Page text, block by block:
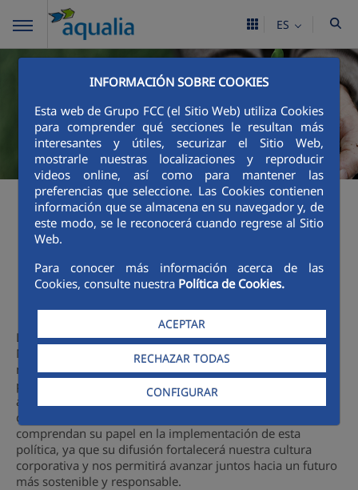
INFORMACIÓN SOBRE COOKIES
Esta web de Grupo FCC (el Sitio Web) utiliza Cookies
para comprender qué secciones le resultan más
interesantes y útiles, securizar el Sitio Web,
mostrarle nuestras localizaciones y reproducir
videos online, así como para mantener las
preferencias que seleccione. Las Cookies contienen
información que se almacena en su navegador y, de
este modo, se le reconocerá cuando regrese al Sitio
Web.
Para conocer más información acerca de las
Cookies, consulte nuestra Política de Cookies.
ACEPTAR
RECHAZAR TODAS
CONFIGURAR
ES
Política de
Sostenibilidad
La sostenibilidades un pilar fundamental para Aqualia.
Nuestra nueva
Política de Sostenibilidad
nuestras actividades y las de nuestras sociedades
participadas, refuerza nuestro compromiso con el medio
ambiente, la gestión eficiente del agua y el bienestar de las
comunidades. Es crucial que todos los empleados
comprendan su papel en la implementación de esta
política, ya que su difusión fortalecerá nuestra cultura
corporativa y nos permitirá avanzar juntos hacia un futuro
más sostenible y responsable.